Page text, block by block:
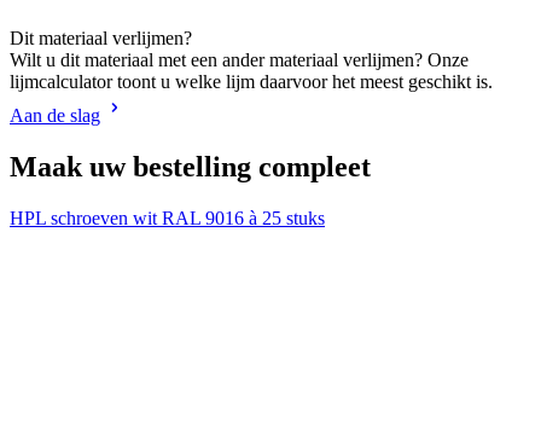
Dit materiaal verlijmen?
Wilt u dit materiaal met een ander materiaal verlijmen? Onze
lijmcalculator toont u welke lijm daarvoor het meest geschikt is.
Aan de slag
Maak uw bestelling compleet
HPL schroeven wit RAL 9016 à 25 stuks